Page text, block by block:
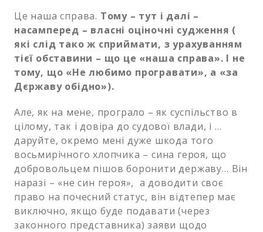
Це наша справа. Тому – тут і далі –
насамперед – власні оціночні судження (
які слід тако ж сприймати, з урахуванням
тієї обставини – що це «наша справа». І не
тому, що «Не любимо програвати», а «за
Дєржаву обідно»).
Але, як на мене, програло – як суспільство в
цілому, так і довіра до судової влади, і …
даруйте, окремо мені дуже шкода того
восьмирічного хлопчика – сина героя, що
добровольцем пішов боронити державу… Він
наразі – «не син героя», а доводити своє
право на почесний статус, він відтепер має
виключно, якщо буде подавати (через
законного представника) заяви щодо